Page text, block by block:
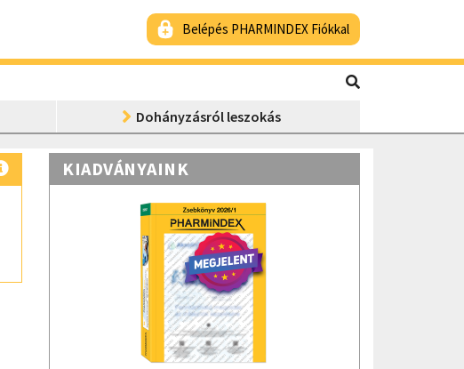
Belépés PHARMINDEX Fiókkal
Dohányzásról leszokás
KIADVÁNYAINK